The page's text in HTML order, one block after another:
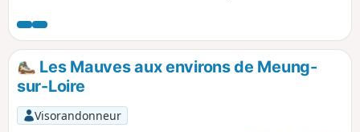
faune très riches.
Les Mauves aux environs de Meung-
sur-Loire
Visorandonneur